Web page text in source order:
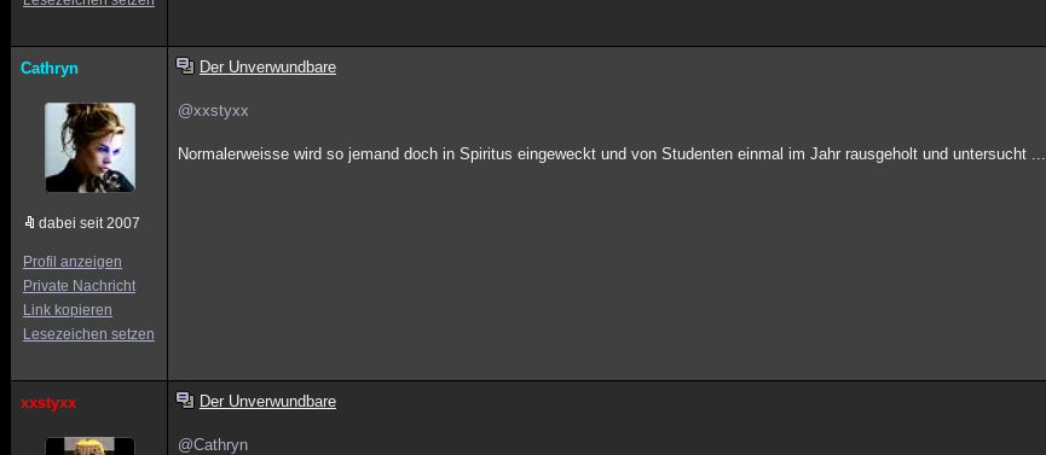
Cathryn
dabei seit 2007
Profil anzeigen
Private Nachricht
Link kopieren
Lesezeichen setzen
Der Unverwundbare
@xxstyxx
Normalerweisse wird so jemand doch in Spiritus eingeweckt und von Studenten einmal im Jahr rausgeholt und untersucht ...
xxstyxx Der Unverwundbare
@Cathryn